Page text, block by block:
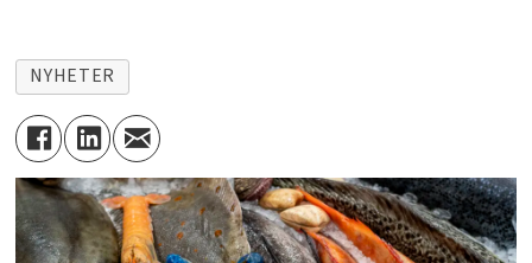
NYHETER